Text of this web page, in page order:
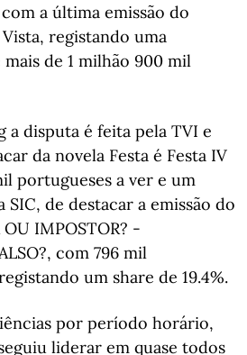
a última emissão do
registando uma
de 1 milhão 900 mil
a disputa é feita pela TVI e
da novela Festa é Festa IV
portugueses a ver e um
SIC, de destacar a emissão do
IMPOSTOR? -
com 796 mil
um share de 19.4%.
por período horário,
liderar em quase todos